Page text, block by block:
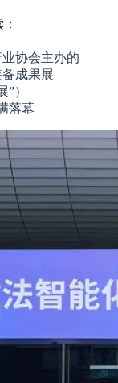
协会主办的
成果展
”）
落幕